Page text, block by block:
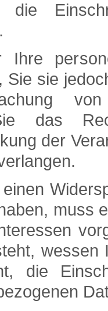
die
Ihre
Sie sie
das
der
muss
wessen
die